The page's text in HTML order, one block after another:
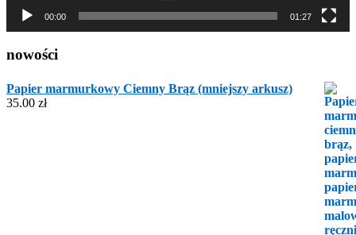
00:00 01:27
nowości
Papier marmurkowy Ciemny Brąz (mniejszy arkusz)
35.00 zł